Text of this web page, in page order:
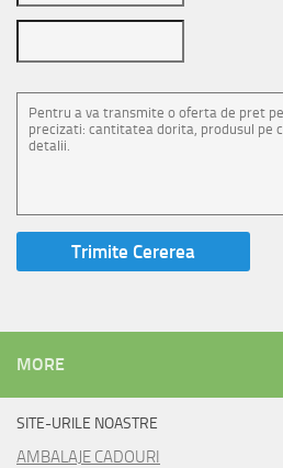
MORE
SITE-URILE NOASTRE
AMBALAJE CADOURI